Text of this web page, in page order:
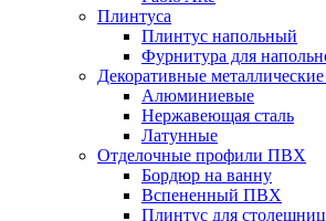
Плинтуса
Плинтус напольный
Фурнитура для
Декоративные
Алюминиевые
Нержавеющая сталь
Латунные
Отделочные профили ПВХ
Бордюр на ванну
Вспененный ПВХ
Плинтус для